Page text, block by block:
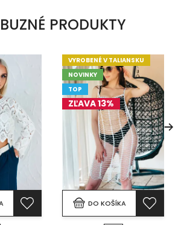
PRODUKTY
VYROBENÉ V TALIANSKU
NOVINKY
TOP
ZĽAVA 13%
DO KOŠÍKA